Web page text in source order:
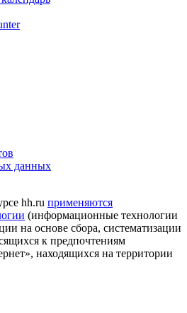
данных
hh.ru применяются
(информационные технологии
на основе сбора, систематизации
к предпочтениям
находящихся на территории